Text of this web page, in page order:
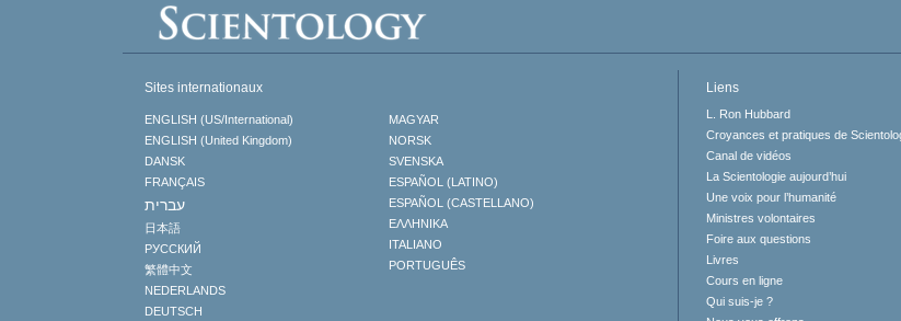
Sites internationaux
ENGLISH (US/International)
ENGLISH (United Kingdom)
DANSK
FRANÇAIS
עברית
日本語
РУССКИЙ
繁體中文
NEDERLANDS
DEUTSCH
MAGYAR
NORSK
SVENSKA
ESPAÑOL (LATINO)
ESPAÑOL (CASTELLANO)
ΕΛΛΗΝΙΚA
ITALIANO
PORTUGUÊS
Liens
L. Ron Hubbard
Croyances et pratiques de
Canal de vidéos
La Scientologie aujourd’hui
Une voix pour l’humanité
Ministres volontaires
Foire aux questions
Livres
Cours en ligne
Qui suis-je ?